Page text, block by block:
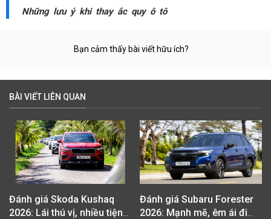
Những lưu ý khi thay ắc quy ô tô
Bạn cảm thấy bài viết hữu ích?
BÀI VIẾT LIÊN QUAN
Đánh giá Skoda Kushaq
2026: Lái thú vị, nhiều tiện
Đánh giá Subaru Forester
2026: Mạnh mẽ, êm ái đi